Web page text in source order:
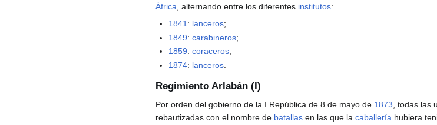
África, alternando entre los diferentes institutos:
1841: lanceros;
1849:carabineros;
1859:coraceros;
1874: lanceros
Regimiento Arlabán (I)
Por orden del gobierno de la I República de 8 de mayo de 1873, todas las
rebautizadas con el nombre de batallas en las que la caballería hubiera